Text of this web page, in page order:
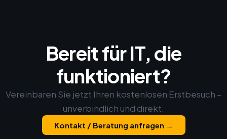
Bereit für IT, die
funktioniert?
Vereinbaren Sie jetzt Ihren kostenlosen Erstbesuch –
unverbindlich und direkt.
Kontakt / Beratung anfragen →